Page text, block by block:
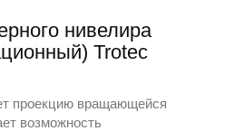
нивелира
Trotec
проекцию вращающейся
возможность